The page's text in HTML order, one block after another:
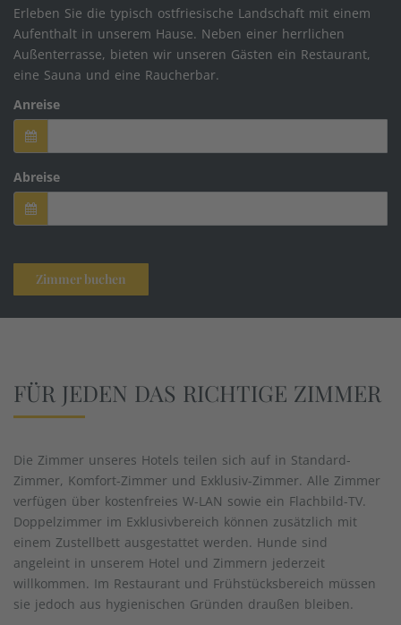
Erleben Sie die typisch ostfriesische Landschaft mit einem
Aufenthalt in unserem Hause. Neben einer herrlichen
Außenterrasse, bieten wir unseren Gästen ein Restaurant,
eine Sauna und eine Raucherbar.
Anreise
Abreise
FÜR JEDEN DAS RICHTIGE ZIMMER
Die Zimmer unseres Hotels teilen sich auf in Standard-
Zimmer, Komfort-Zimmer und Exklusiv-Zimmer. Alle Zimmer
verfügen über kostenfreies W-LAN sowie ein Flachbild-TV.
Doppelzimmer im Exklusivbereich können zusätzlich mit
einem Zustellbett ausgestattet werden. Hunde sind
angeleint in unserem Hotel und Zimmern jederzeit
willkommen. Im Restaurant und Frühstücksbereich müssen
sie jedoch aus hygienischen Gründen draußen bleiben.